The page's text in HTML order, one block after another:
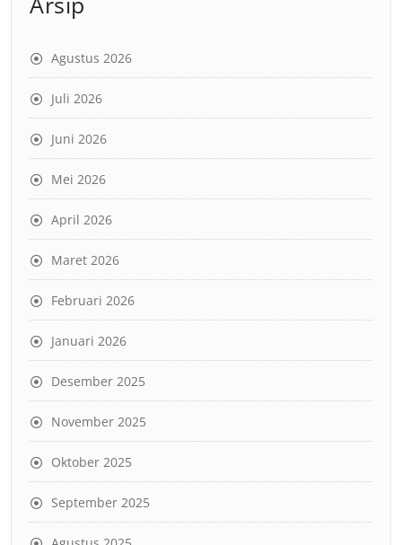
Agustus 2026
Juli 2026
Juni 2026
Mei 2026
April 2026
Maret 2026
Februari 2026
Januari 2026
Desember 2025
November 2025
Oktober 2025
September 2025